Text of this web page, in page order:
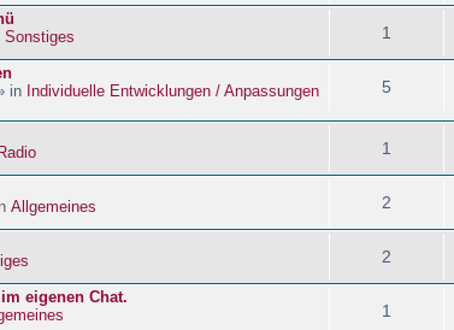
Sonstiges 1
in Individuelle Entwicklungen / Anpassungen
5
Radio 1
Allgemeines 2
2
eigenen Chat.
1